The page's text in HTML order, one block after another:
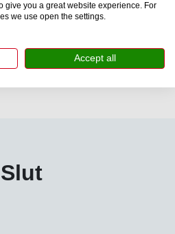
en av de bästa
Slut
give you a great website experience. For
we use open the settings.
Accept all